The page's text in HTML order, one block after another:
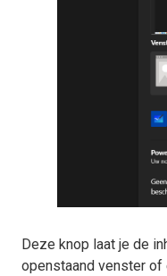
Deze knop laat je de
openstaand venster of